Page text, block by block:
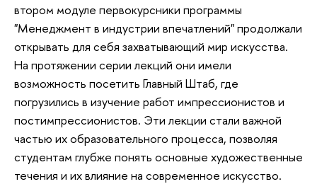
втором модуле первокурсники программы
"Менеджмент в индустрии впечатлений" продолжали
открывать для себя захватывающий мир искусства.
На протяжении серии лекций они имели
возможность посетить Главный Штаб, где
погрузились в изучение работ импрессионистов и
постимпрессионистов. Эти лекции стали важной
частью их образовательного процесса, позволяя
студентам глубже понять основные художественные
течения и их влияние на современное искусство.